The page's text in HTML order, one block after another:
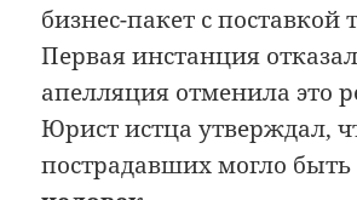
бизнес-пакет с поставкой
Первая инстанция
апелляция отменила это
Юрист истца утверждал,
пострадавших могло